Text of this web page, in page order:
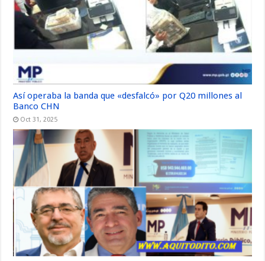
Así operaba la banda que «desfalcó» por Q20 millones al
Banco CHN
Oct 31, 2025